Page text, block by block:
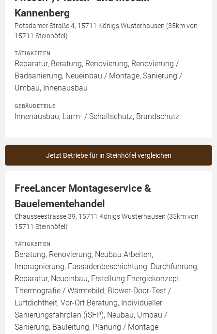
Kannenberg
Potsdamer Straße 4, 15711 Königs Wusterhausen (35km von
15711 Steinhöfel)
TÄTIGKEITEN
Reparatur, Beratung, Renovierung, Renovierung /
Badsanierung, Neueinbau / Montage, Sanierung /
Umbau, Innenausbau
GEBÄUDETEILE
Innenausbau, Lärm- / Schallschutz, Brandschutz
Jetzt Betriebe für in Steinhöfel vergleichen
FreeLancer Montageservice &
Bauelementehandel
Chausseestrasse 39, 15711 Königs Wusterhausen (35km von
15711 Steinhöfel)
TÄTIGKEITEN
Beratung, Renovierung, Neubau Arbeiten,
Imprägnierung, Fassadenbeschichtung, Durchführung,
Reparatur, Neueinbau, Erstellung Energiekonzept,
Thermografie / Wärmebild, Blower-Door-Test /
Luftdichtheit, Vor-Ort Beratung, Individueller
Sanierungsfahrplan (iSFP), Neubau, Umbau /
Sanierung, Bauleitung, Planung / Montage